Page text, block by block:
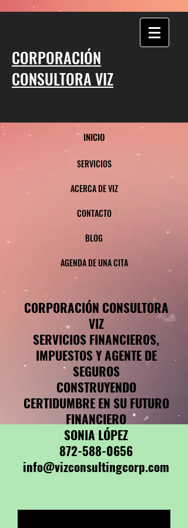
CORPORACIÓN
CONSULTORA VIZ
SERVICIOS
INICIO
ACERCA DE VIZ
CONTACTO
BLOG
AGENDA DE UNA CITA
CORPORACIÓN CONSULTORA
VIZ
SERVICIOS FINANCIEROS,
IMPUESTOS Y AGENTE DE
SEGUROS
CONSTRUYENDO
CERTIDUMBRE EN SU FUTURO
FINANCIERO
SONIA LÓPEZ
872-588-0656
info@vizconsultingcorp.com